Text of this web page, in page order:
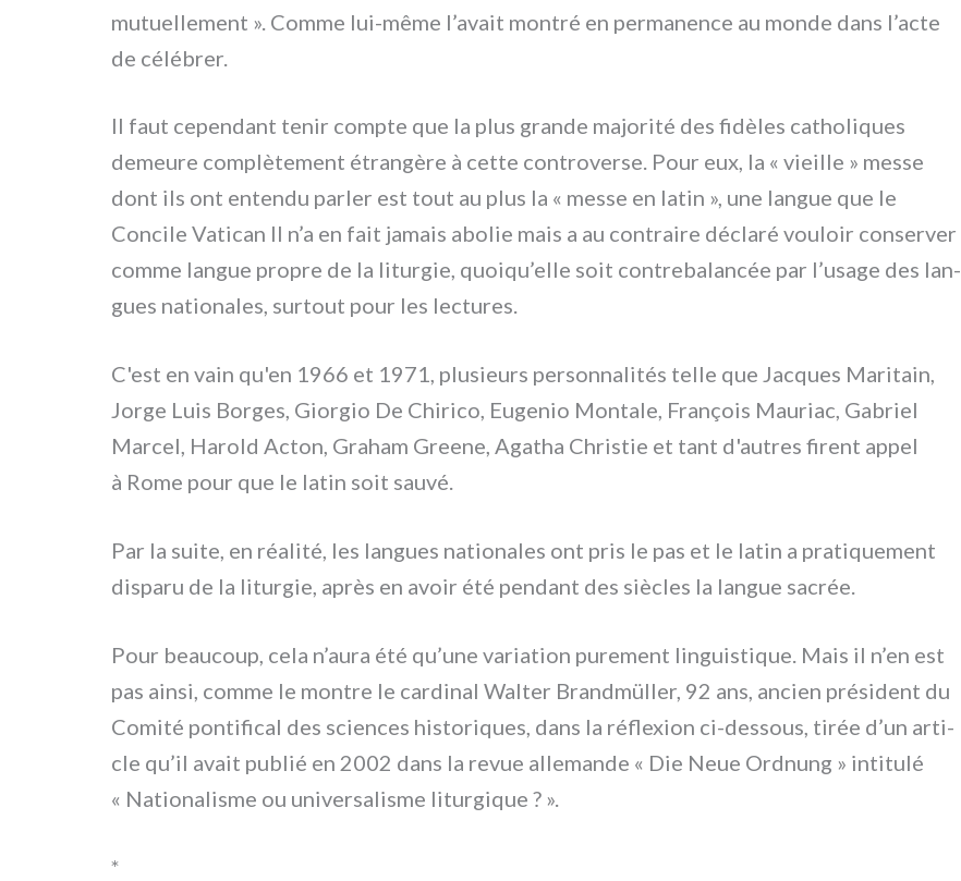
mutuel­le­ment ». Comme lui-même l’avait mon­tré en per­ma­nen­ce au mon­de dans l’acte
de célé­brer.
Il faut cepen­dant tenir comp­te que la plus gran­de majo­ri­té des fidè­les catho­li­ques
demeu­re com­plè­te­ment étran­gè­re à cet­te con­tro­ver­se. Pour eux, la « vieil­le » mes­se
dont ils ont enten­du par­ler est tout au plus la « mes­se en latin », une lan­gue que le
Concile Vatican II n’a en fait jamais abo­lie mais a au con­trai­re décla­ré vou­loir con­ser­ver
com­me lan­gue pro­pre de la litur­gie, quoiqu’elle soit con­tre­ba­lan­cée par l’usage des lan­
gues natio­na­les, sur­tout pour les lec­tu­res.
C'est en vain qu'en 1966 et 1971, plu­sieurs per­son­na­li­tés tel­le que Jacques Maritain,
Jorge Luis Borges, Giorgio De Chirico, Eugenio Montale, François Mauriac, Gabriel
Marcel, Harold Acton, Graham Greene, Agatha Christie et tant d'autres firent appel
à Rome pour que le latin soit sau­vé.
Par la sui­te, en réa­li­té, les lan­gues natio­na­les ont pris le pas et le latin a pra­ti­que­ment
dispa­ru de la litur­gie, après en avoir été pen­dant des siè­cles la lan­gue sacrée.
Pour beau­coup, cela n’aura été qu’une varia­tion pure­ment lin­gui­sti­que. Mais il n’en est
pas ain­si, com­me le mon­tre le car­di­nal Walter Brandmüller, 92 ans, ancien pré­si­dent du
Comité pon­ti­fi­cal des scien­ces histo­ri­ques, dans la réfle­xion ci-dessous, tirée d’un arti­
cle qu’il avait publié en 2002 dans la revue alle­man­de « Die Neue Ordnung » inti­tu­lé
« Nationalisme ou uni­ver­sa­li­sme litur­gi­que ? ».
*